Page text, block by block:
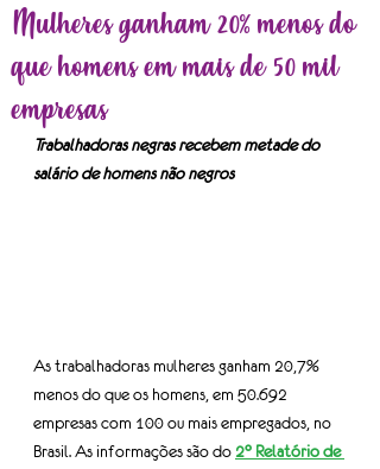
Mulheres ganham 20% menos do
que homens em mais de 50 mil
empresas
Trabalhadoras negras recebem metade do
salário de homens não negros
As trabalhadoras mulheres ganham 20,7%
menos do que os homens, em 50.692
empresas com 100 ou mais empregados, no
Brasil. As informações são do 2° Relatório de